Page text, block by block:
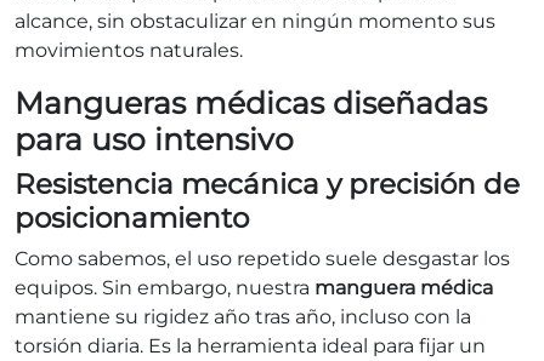
alcance, sin obstaculizar en ningún momento sus
movimientos naturales.
Mangueras médicas diseñadas
para uso intensivo
Resistencia mecánica y precisión de
posicionamiento
Como sabemos, el uso repetido suele desgastar los
equipos. Sin embargo, nuestra manguera médica
mantiene su rigidez año tras año, incluso con la
torsión diaria. Es la herramienta ideal para fijar un